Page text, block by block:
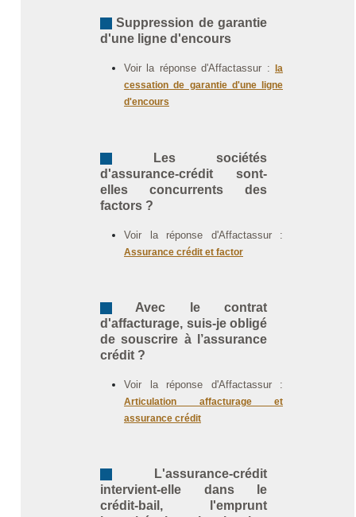
Suppression de garantie
d'une ligne d'encours
Voir la réponse d'Affactassur :
la
cessation de garantie d'une ligne
d'encours
Les sociétés
d'assurance-crédit sont-
elles concurrents des
factors ?
Voir la réponse d'Affactassur :
Assurance crédit et factor
Avec le contrat
d'affacturage, suis-je obligé
de souscrire à l’assurance
crédit ?
Voir la réponse d'Affactassur :
Articulation affacturage et
assurance crédit
L'assurance-crédit
intervient-elle dans le
crédit-bail, l'emprunt